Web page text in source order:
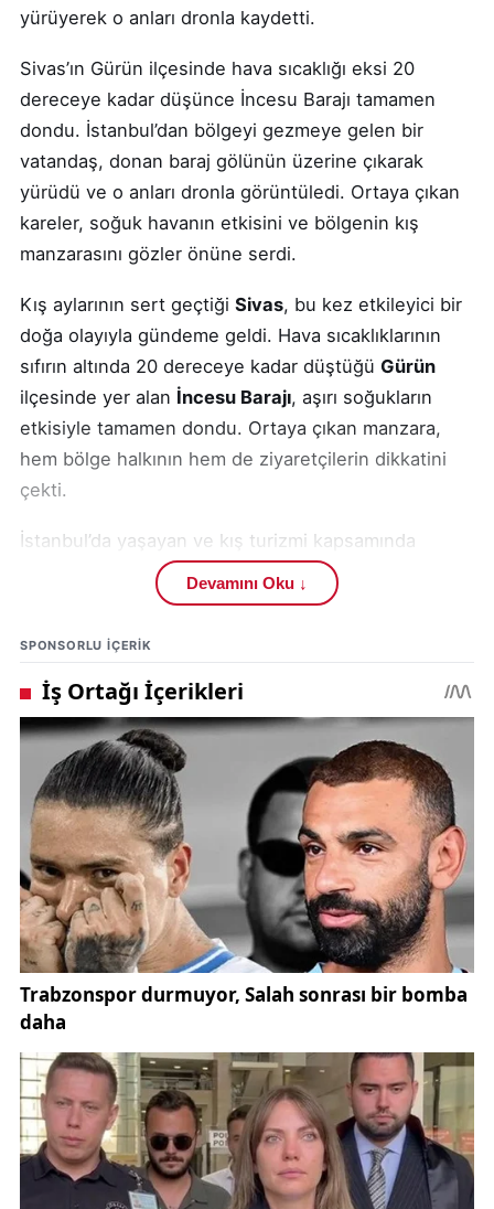
yürüyerek o anları dronla kaydetti.
Sivas’ın Gürün ilçesinde hava sıcaklığı eksi 20
dereceye kadar düşünce İncesu Barajı tamamen
dondu. İstanbul’dan bölgeyi gezmeye gelen bir
vatandaş, donan baraj gölünün üzerine çıkarak
yürüdü ve o anları dronla görüntüledi. Ortaya çıkan
kareler, soğuk havanın etkisini ve bölgenin kış
manzarasını gözler önüne serdi.
Kış aylarının sert geçtiği Sivas, bu kez etkileyici bir
doğa olayıyla gündeme geldi. Hava sıcaklıklarının
sıfırın altında 20 dereceye kadar düştüğü Gürün
ilçesinde yer alan İncesu Barajı, aşırı soğukların
etkisiyle tamamen dondu. Ortaya çıkan manzara,
hem bölge halkının hem de ziyaretçilerin dikkatini
çekti.
İstanbul’da yaşayan ve kış turizmi kapsamında
Sivas’ı gezmeye gelen Ömer Keçiyokuşu, Gürün
ilçesine bağlı İncesu köyü yakınlarında bulunan
barajı ziyaret etti. Bölgeye ulaştığında baraj gölünün
tamamen buzla kaplandığını gören Keçiyokuşu, bu
sıra dışı doğa olayını kayıt altına almak istedi.
Donmuş su yüzeyi, adeta doğal bir buz pistini
andırırken, ortaya çıkan görüntüler kış mevsiminin
sert yüzünü gözler önüne serdi.
Keçiyokuşu, buzun kalınlığına rağmen baraj gölünün
üzerine çıkarak dikkat çekici bir deneyim yaşadı.
Olası kırılma riskine karşı temkinli davranan ziyaretçi,
buzun üzerine kilim sererek kısa süreliğine oturdu.
Bu anlar, dron yardımıyla havadan görüntülendi. Elde
edilen görüntüler, hem cesaret hem de doğanın
büyüleyici gücünü aynı karede buluşturdu.
Yaşadıklarını anlatan Keçiyokuşu, Gürün’e bağlı
İncesu köyüne geldiklerini belirterek, barajın
donmuş halini görünce çekim yapmaya karar
verdiğini söyledi. Buz üzerinde kısa bir yürüyüş
gerçekleştirdiklerini ifade eden Keçiyokuşu,
Devamını Oku ↓
SPONSORLU IÇERIK